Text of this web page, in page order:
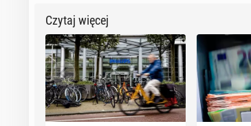
Czytaj więcej